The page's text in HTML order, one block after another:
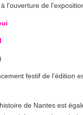
l'ouverture de
festif de l'édition
de Nantes est